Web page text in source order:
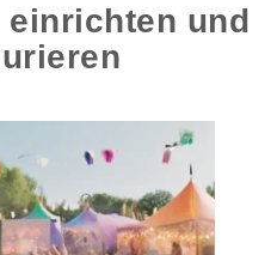
einrichten und